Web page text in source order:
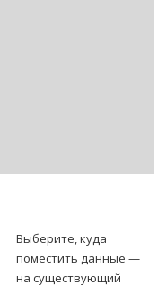
Выберите, куда
поместить данные —
на существующий